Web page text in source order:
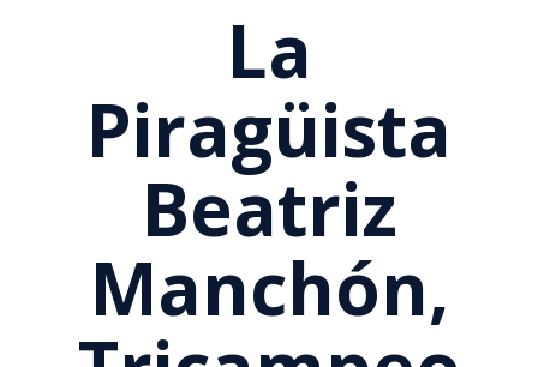
La
Piragüista
Beatriz
Manchón,